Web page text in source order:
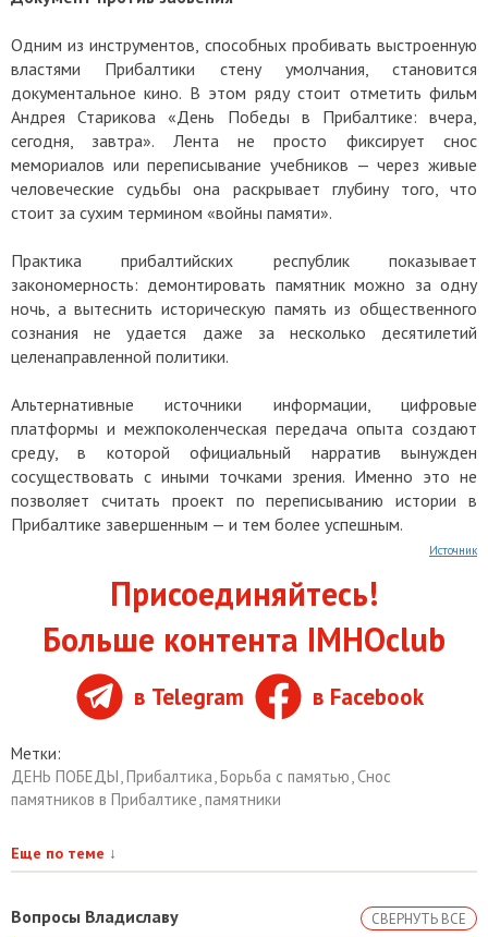
Одним из инструментов, способных пробивать выстроенную
властями Прибалтики стену умолчания, становится
документальное кино. В этом ряду стоит отметить фильм
Андрея Старикова «День Победы в Прибалтике: вчера,
сегодня, завтра». Лента не просто фиксирует снос
мемориалов или переписывание учебников — через живые
человеческие судьбы она раскрывает глубину того, что
стоит за сухим термином «войны памяти».
Практика прибалтийских республик показывает
закономерность: демонтировать памятник можно за одну
ночь, а вытеснить историческую память из общественного
сознания не удается даже за несколько десятилетий
целенаправленной политики.
Альтернативные источники информации, цифровые
платформы и межпоколенческая передача опыта создают
среду, в которой официальный нарратив вынужден
сосуществовать с иными точками зрения. Именно это не
позволяет считать проект по переписыванию истории в
Прибалтике завершенным — и тем более успешным.
Источник
Присоединяйтесь!
Больше контента IMHOclub
в Telegram в Facebook
Метки:
ДЕНЬ ПОБЕДЫ,Прибалтика,Борьба с памятью,Снос
памятников в Прибалтике,памятники
Еще по теме ↓
Вопросы Владиславу СВЕРНУТЬ ВСЕ